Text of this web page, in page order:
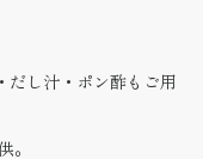
だし汁・ポン酢もご用